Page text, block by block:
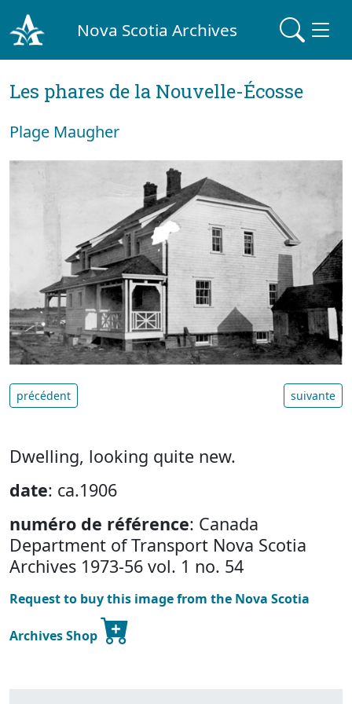
Nova Scotia Archives
Les phares de la Nouvelle-Écosse
Plage Maugher
précédent suivante
Dwelling, looking quite new.
date: ca.1906
numéro de référence: Canada
Department of Transport Nova Scotia
Archives 1973-56 vol. 1 no. 54
Request to buy this image from the Nova Scotia
Archives Shop